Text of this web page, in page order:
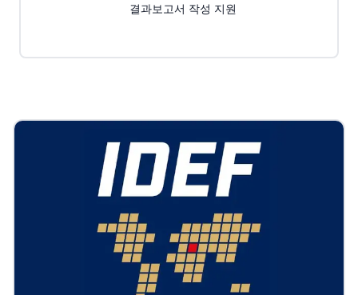
결과보고서 작성 지원